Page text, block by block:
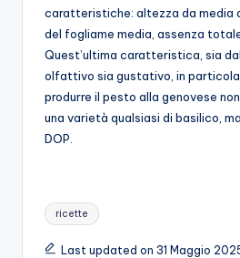
caratteristiche: altezza da media
del fogliame media, assenza
Quest’ultima caratteristica, sia
olfattivo sia gustativo, in
produrre il pesto alla genovese
una varietà qualsiasi di basilico,
DOP.
Tags:
ricette
Last updated on 31 Maggio